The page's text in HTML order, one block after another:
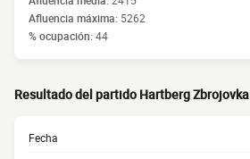
Afluencia máxima: 5262
% ocupación:44
Resultado del partido Hartberg Zbrojovka
Fecha